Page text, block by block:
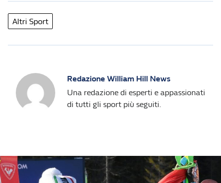
Altri Sport
Redazione William Hill News
Una redazione di esperti e appassionati
di tutti gli sport più seguiti.